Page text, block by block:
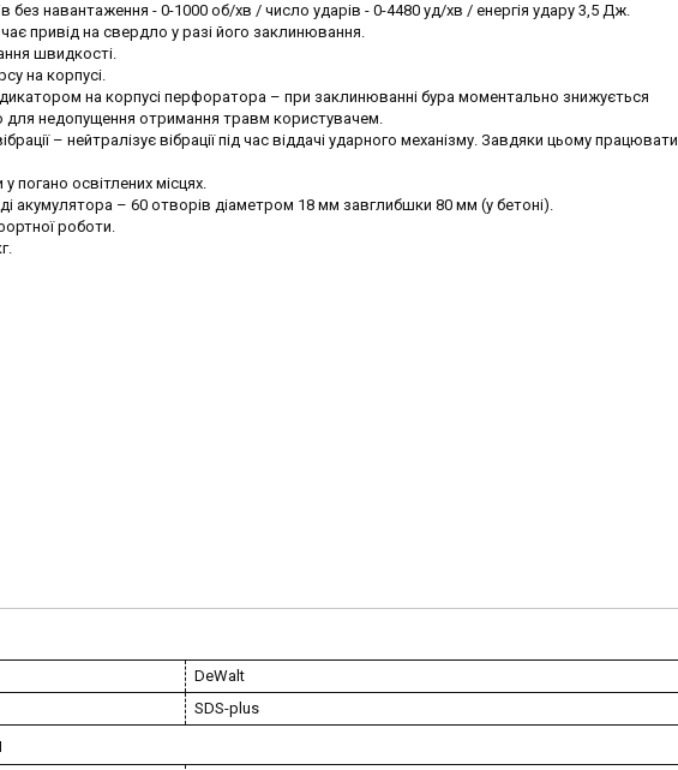
без навантаження - 0-1000 об/хв / число ударів - 0-4480 уд/хв / енергія удару 3,5 Дж.
привід на свердло у разі його заклинювання.
швидкості.
на корпусі.
на корпусі перфоратора – при заклинюванні бура моментально знижується
для недопущення отримання травм користувачем.
– нейтралізує вібрації під час віддачі ударного механізму. Завдяки цьому працювати
погано освітлених місцях.
акумулятора – 60 отворів діаметром 18 мм завглибшки 80 мм (у бетоні).
роботи.
DeWalt
SDS-plus